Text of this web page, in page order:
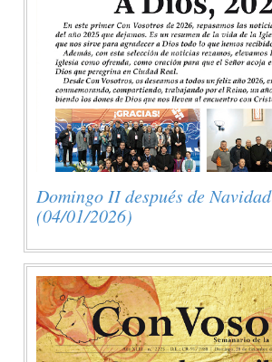
Domingo II después de Navidad
(04/01/2026)